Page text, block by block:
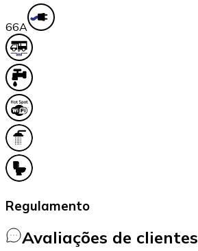
66A
Regulamento
Avaliações de clientes